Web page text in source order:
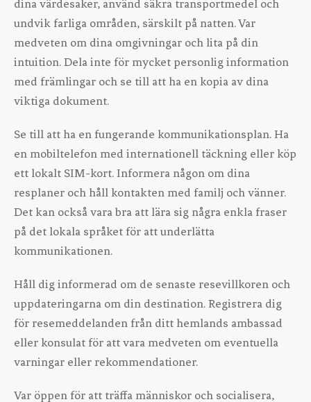
dina värdesaker, använd säkra transportmedel och
undvik farliga områden, särskilt på natten. Var
medveten om dina omgivningar och lita på din
intuition. Dela inte för mycket personlig information
med främlingar och se till att ha en kopia av dina
viktiga dokument.
Se till att ha en fungerande kommunikationsplan. Ha
en mobiltelefon med internationell täckning eller köp
ett lokalt SIM-kort. Informera någon om dina
resplaner och håll kontakten med familj och vänner.
Det kan också vara bra att lära sig några enkla fraser
på det lokala språket för att underlätta
kommunikationen.
Håll dig informerad om de senaste resevillkoren och
uppdateringarna om din destination. Registrera dig
för resemeddelanden från ditt hemlands ambassad
eller konsulat för att vara medveten om eventuella
varningar eller rekommendationer.
Var öppen för att träffa människor och socialisera,